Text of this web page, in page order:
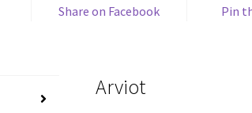
Share on Facebook Pin
Arviot